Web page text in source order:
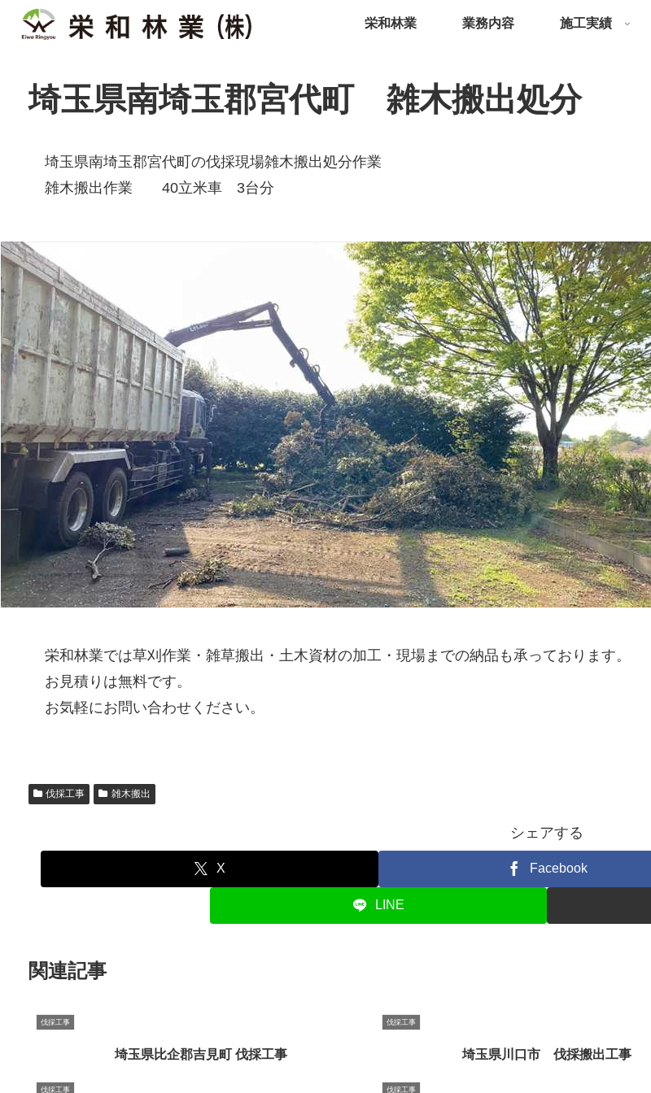
栄和林業 業務内容 施工実績
埼玉県南埼玉郡宮代町 雑木搬出処分
埼玉県南埼玉郡宮代町の伐採現場雑木搬出処分作業
雑木搬出作業 40立米車 3台分
栄和林業では草刈作業・雑草搬出・土木資材の加工・現場までの納品も承っております。
お見積りは無料です。
お気軽にお問い合わせください。
伐採工事 雑木搬出
シェアする
X Facebook
LINE
関連記事
伐採工事
埼玉県比企郡吉見町 伐採工事
伐採工事
埼玉県川口市 伐採搬出工事
伐採工事 伐採工事